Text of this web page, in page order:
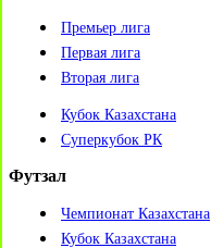
Премьер лига
Первая лига
Вторая лига
Кубок Казахстана
Суперкубок РК
Футзал
Чемпионат Казахстана
Кубок Казахстана